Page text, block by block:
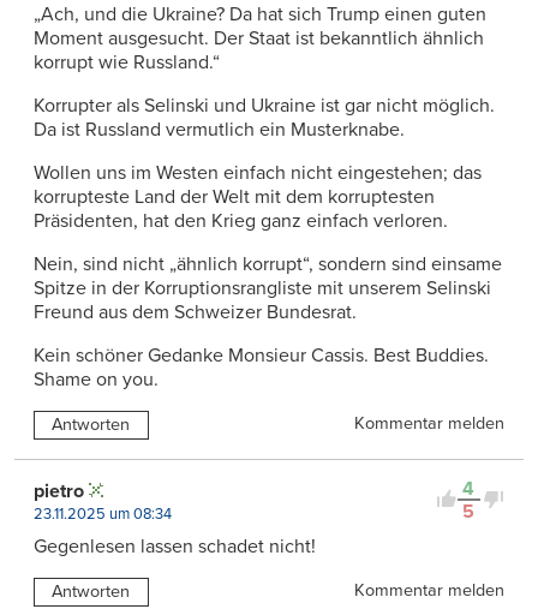
„Ach, und die Ukraine? Da hat sich Trump einen guten
Moment ausgesucht. Der Staat ist bekanntlich ähnlich
korrupt wie Russland.“
Korrupter als Selinski und Ukraine ist gar nicht möglich.
Da ist Russland vermutlich ein Musterknabe.
Wollen uns im Westen einfach nicht eingestehen; das
korrupteste Land der Welt mit dem korruptesten
Präsidenten, hat den Krieg ganz einfach verloren.
Nein, sind nicht „ähnlich korrupt“, sondern sind einsame
Spitze in der Korruptionsrangliste mit unserem Selinski
Freund aus dem Schweizer Bundesrat.
Kein schöner Gedanke Monsieur Cassis. Best Buddies.
Shame on you.
Antworten Kommentar melden
4
5
pietro
23.11.2025 um 08:34
Gegenlesen lassen schadet nicht!
Antworten Kommentar melden